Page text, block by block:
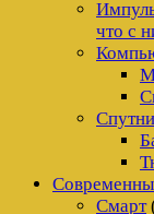
что с
Смарт